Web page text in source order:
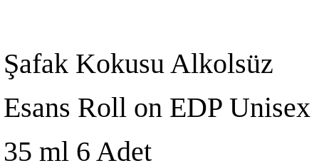
Şafak Kokusu Alkolsüz
Esans Roll on EDP Unisex
35 ml 6 Adet